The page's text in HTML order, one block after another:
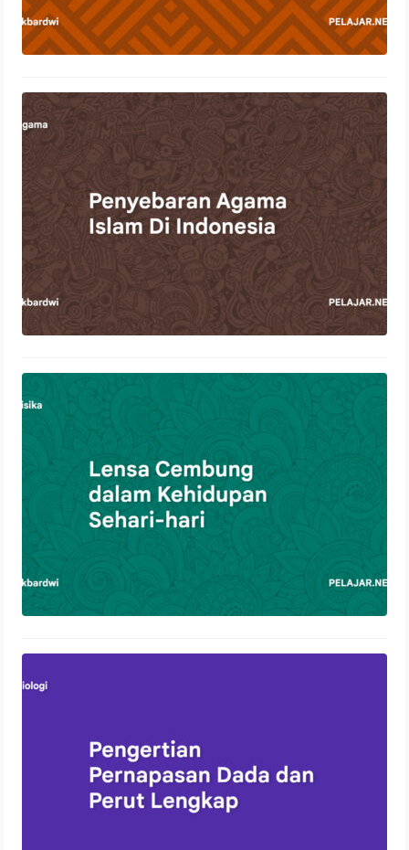
Penyebaran Agama Islam Di
Indonesia
22 Oktober 2023
21 Oktober 2023